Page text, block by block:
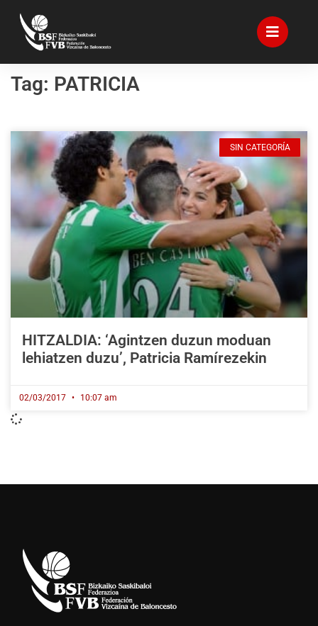
Tag: PATRICIA
SIN CATEGORÍA
HITZALDIA: ‘Agintzen duzun moduan
lehiatzen duzu’, Patricia Ramírezekin
02/03/2017 10:07 am